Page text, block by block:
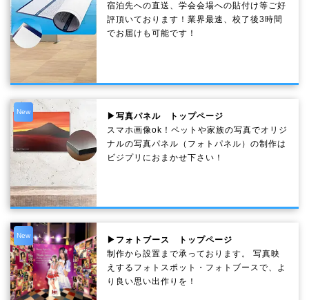
宿泊先への直送、学会会場への貼付け等ご好
評頂いております！業界最速、校了後3時間
でお届けも可能です！
New
▶写真パネル トップページ
スマホ画像ok！ペットや家族の写真でオリジ
ナルの写真パネル（フォトパネル）の制作は
ビジプリにおまかせ下さい！
New
▶フォトブース トップページ
制作から設置まで承っております。 写真映
えするフォトスポット・フォトブースで、よ
り良い思い出作りを！